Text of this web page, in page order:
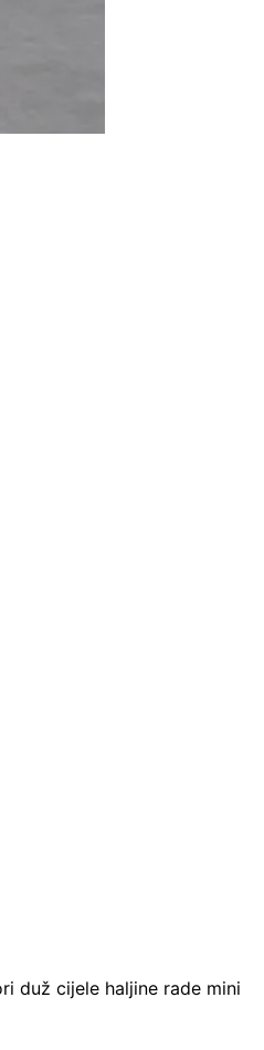
duž cijele haljine rade mini